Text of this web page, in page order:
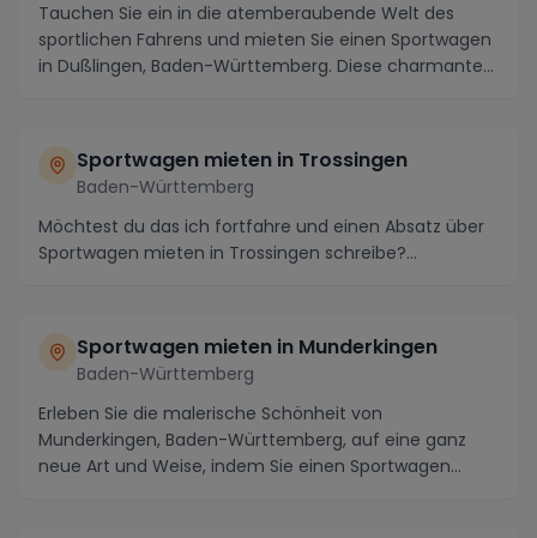
Tauchen Sie ein in die atemberaubende Welt des
sportlichen Fahrens und mieten Sie einen Sportwagen
in Dußlingen, Baden-Württemberg. Diese charmante
Sportwagen mieten in Trossingen
Baden-Württemberg
Möchtest du das ich fortfahre und einen Absatz über
Sportwagen mieten in Trossingen schreibe?...
Sportwagen mieten in Munderkingen
Baden-Württemberg
Erleben Sie die malerische Schönheit von
Munderkingen, Baden-Württemberg, auf eine ganz
neue Art und Weise, indem Sie einen Sportwagen